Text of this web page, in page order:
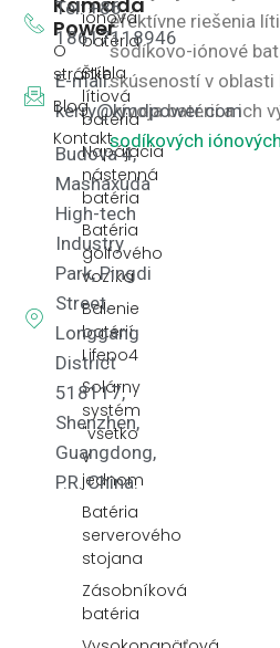
efektívne riešenia
sodíkovo-iónové
skúseností v oblasti
vývoja batérií a ich
sodíkových
iónová
batéria
Štíhla
lítiová
batéria
Napájacia
nástenná
batéria
Batéria
golfového
vozíka
Balenie
batérií
Lifepo4
Solárny
systém
"všetko
v
jednom
Batéria
serverového
stojana
Zásobníková
batéria
Power
O
stránke
Blog
Kontakt
Tel: +86
18617118946
E-mail:
kerry@kmdpower.com
Budova 4,
Mashaxuda
High-tech
Industry
Park, Pingdi
Street,
Longgang
District
518117,
Shenzhen,
Guangdong,
P.R. China.